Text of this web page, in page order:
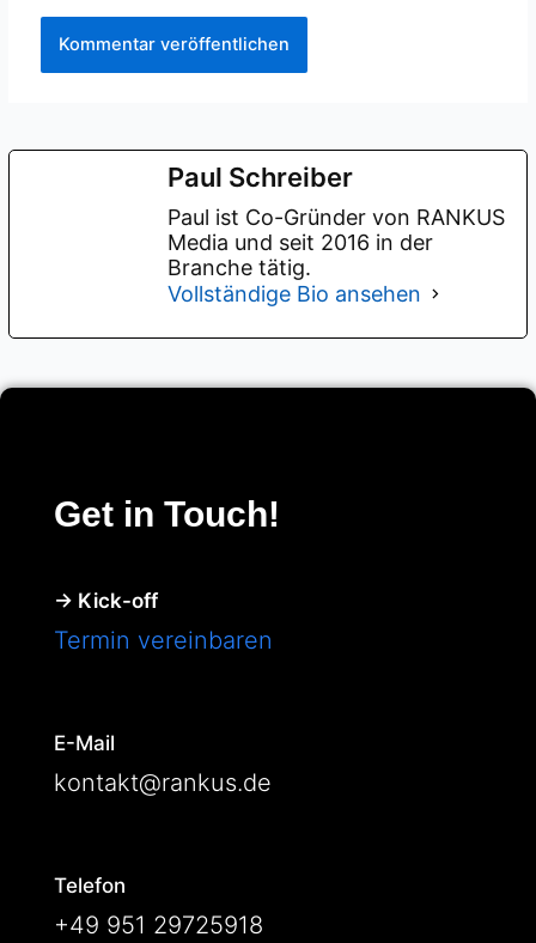
Paul Schreiber
Paul ist Co-Gründer von RANKUS
Media und seit 2016 in der
Branche tätig.
Vollständige Bio ansehen
Get in Touch!
→ Kick-off
Termin vereinbaren
E-Mail
kontakt@rankus.de
Telefon
+49 951 29725918